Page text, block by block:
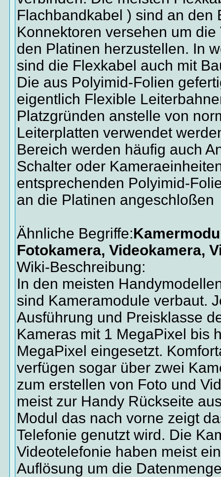
Flachbandkabel ) sind an den
Konnektoren versehen um die
den Platinen herzustellen. In
sind die Flexkabel auch mit
Die aus Polyimid-Folien
eigentlich Flexible
Platzgründen anstelle von
Leiterplatten verwendet
Bereich werden häufig auch
Schalter oder
entsprechenden Polyimid-
an die Platinen angeschloßen
Ähnliche Begriffe:
Fotokamera, Videokamera,
Wiki-Beschreibung:
In den meisten
sind Kameramodule verbaut.
Ausführung und Preisklasse
Kameras mit 1 MegaPixel bis
MegaPixel eingesetzt.
verfügen sogar über zwei
zum erstellen von Foto und
meist zur Handy Rückseite
Modul das nach vorne zeigt
Telefonie genutzt wird. Die
Videotelefonie haben meist
Auflösung um die